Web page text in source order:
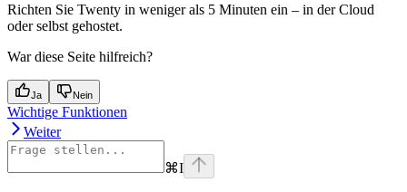
Richten Sie Twenty in weniger als 5 Minuten ein – in der Cloud
oder selbst gehostet.
War diese Seite hilfreich?
Ja Nein
Wichtige Funktionen
Weiter
⌘I